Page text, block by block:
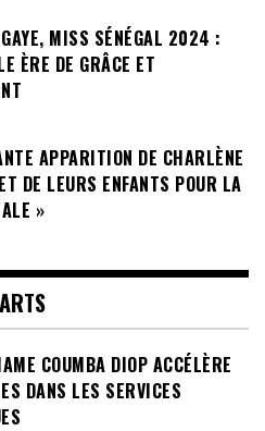
MISS SÉNÉGAL 2024 :
ÈRE DE GRÂCE ET
APPARITION DE CHARLÈNE
DE LEURS ENFANTS POUR LA
»
ARTS
COUMBA DIOP ACCÉLÈRE
DANS LES SERVICES